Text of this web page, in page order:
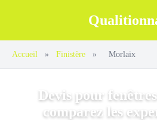
Accueil » Finistère » Morlaix
Devis pour
comparez les